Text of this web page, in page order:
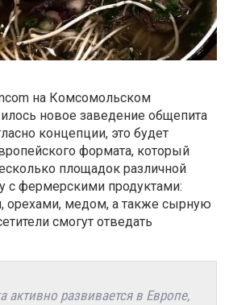
на Комсомольском
новое заведение общепита
концепции, это будет
формата, который
площадок различной
с фермерскими продуктами:
орехами, медом, а также сырную
смогут отведать
активно развивается в Европе,